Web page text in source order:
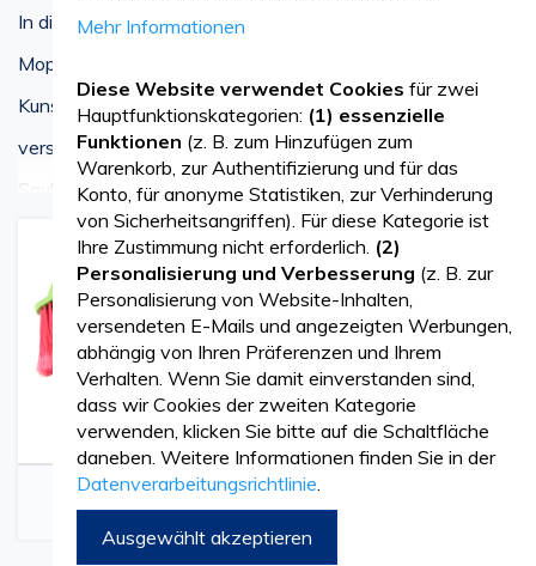
In dieser Kategorie finden Sie eine große Auswahl an
Mops aus Baumwolle oder Mikrofaser, Besen,
Kunststoffwannen und Kehrschaufeln, erhältlich in
verschiedenen Farben und Größen, um eine makellose
Sauberkeit zu gewährleisten!
Sehr widerstandsfähiger Metallstiel für Besen oder
Mop, der einfach zu handhaben ist und mühelos an
jeden Mop oder Besen angebracht werden kann.
Kunststoff-Kehrschaufel, erhältlich mit oder ohne
Gummilippe. Sehr robust und hervorragend zum
Aufnehmen von Staub und Schmutz geeignet.
Mehr sehen
Plastikbesen
Mehr Informationen
Diese Website verwendet Cookies für zwei
Hauptfunktionskategorien: (1) essenzielle
Funktionen (z. B. zum Hinzufügen zum
Warenkorb, zur Authentifizierung und für das
Konto, für anonyme Statistiken, zur Verhinderung
von Sicherheitsangriffen). Für diese Kategorie ist
Ihre Zustimmung nicht erforderlich. (2)
Personalisierung und Verbesserung (z. B. zur
Personalisierung von Website-Inhalten,
versendeten E-Mails und angezeigten Werbungen,
abhängig von Ihren Präferenzen und Ihrem
Verhalten. Wenn Sie damit einverstanden sind,
dass wir Cookies der zweiten Kategorie
verwenden, klicken Sie bitte auf die Schaltfläche
daneben. Weitere Informationen finden Sie in der
Datenverarbeitungsrichtlinie.
Ausgewählt akzeptieren